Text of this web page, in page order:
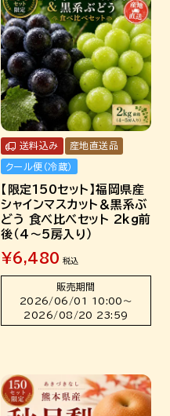
【限定150セット】福岡県産
シャインマスカット＆黒系ぶ
どう 食べ比べセット 2kg前
後（4～5房入り）
送料込み 産地直送品
クール便（冷蔵）
¥6,480 税込
販売期間
2026/06/01 10:00 〜
2026/08/20 23:59